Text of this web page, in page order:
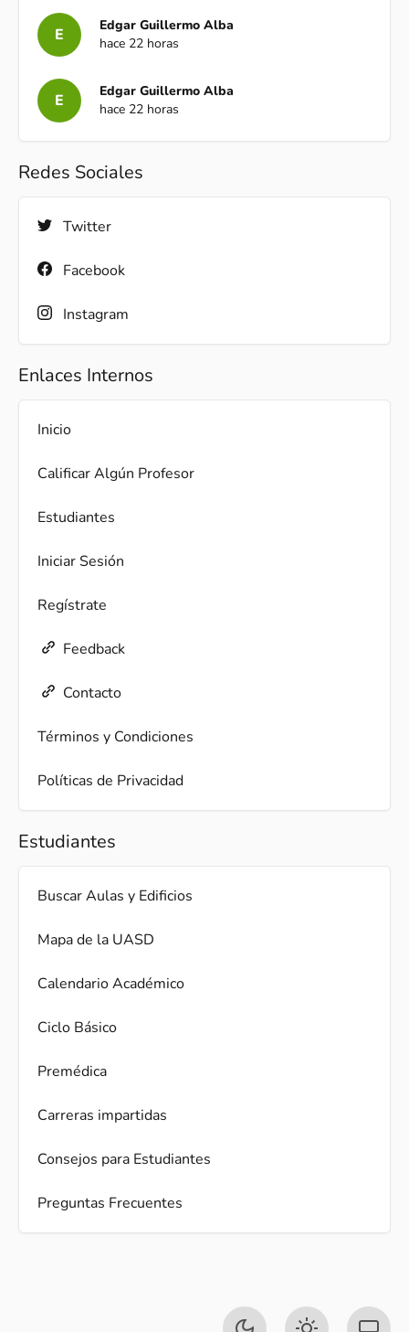
E
Edgar Guillermo Alba
hace 22 horas
E
Edgar Guillermo Alba
hace 22 horas
Redes Sociales
Twitter
Facebook
Instagram
Enlaces Internos
Inicio
Calificar Algún Profesor
Estudiantes
Iniciar Sesión
Regístrate
Feedback
Contacto
Términos y Condiciones
Políticas de Privacidad
Estudiantes
Buscar Aulas y Edificios
Mapa de la UASD
Calendario Académico
Ciclo Básico
Premédica
Carreras impartidas
Consejos para Estudiantes
Preguntas Frecuentes